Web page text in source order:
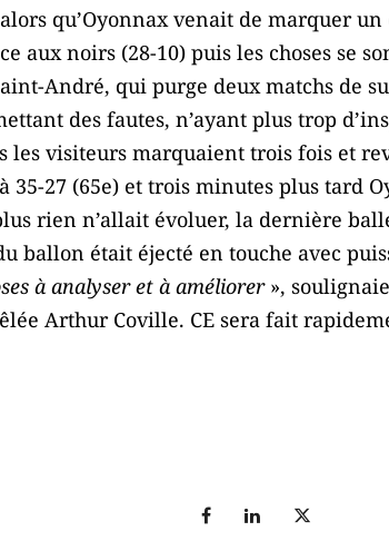
alors qu’Oyonnax venait de marquer
aux noirs (28-10) puis les choses se
André, qui purge deux matchs de
des fautes, n’ayant plus trop
les visiteurs marquaient trois fois et
35-27 (65e) et trois minutes plus tard
rien n’allait évoluer, la dernière
ballon était éjecté en touche avec
à analyser et à améliorer»,
Arthur Coville. CE sera fait